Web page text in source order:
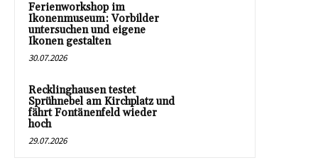
Ferienworkshop im
Ikonenmuseum: Vorbilder
untersuchen und eigene
Ikonen gestalten
30.07.2026
Recklinghausen testet
Sprühnebel am Kirchplatz und
fährt Fontänenfeld wieder
hoch
29.07.2026